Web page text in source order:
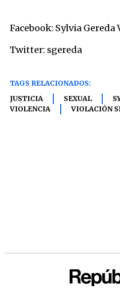
Facebook: Sylvia Gereda
Twitter: sgereda
TAGS RELACIONADOS:
JUSTICIA
SEXUAL
VIOLENCIA
VIOLACIÓN